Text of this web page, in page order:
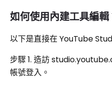
如何使用內建工具編
以下是直接在 YouTube
步驟 1. 造訪
帳號登入。